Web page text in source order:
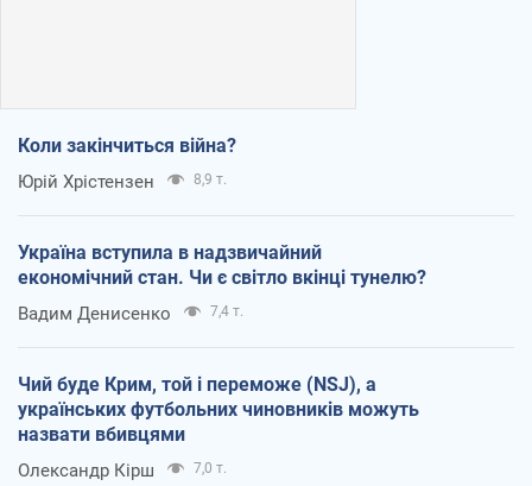
Коли закінчиться війна?
Юрій Хрістензен 8,9 т.
Україна вступила в надзвичайний
економічний стан. Чи є світло вкінці тунелю?
Вадим Денисенко 7,4 т.
Чий буде Крим, той і переможе (NSJ), а
українських футбольних чиновників можуть
назвати вбивцями
Олександр Кірш 7,0 т.